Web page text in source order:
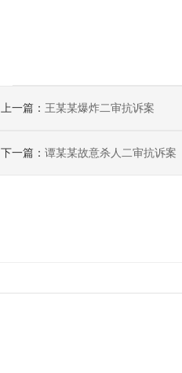
上一篇： 王某某爆炸二审抗诉案
下一篇： 谭某某故意杀人二审抗诉案